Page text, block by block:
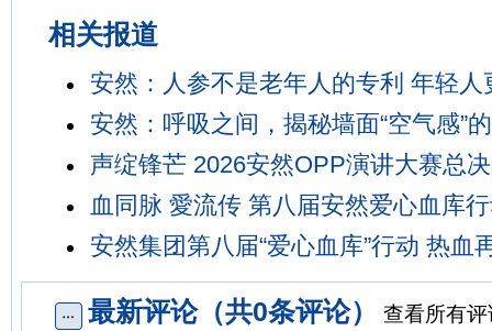
相关报道
安然：人参不是老年人的专利 年轻人
安然：呼吸之间，揭秘墙面“空气感”
声绽锋芒 2026安然OPP演讲大赛总
血同脉 愛流传 第八届安然爱心血库
安然集团第八届“爱心血库”行动 热血
最新评论（共0条评论） 查看所有